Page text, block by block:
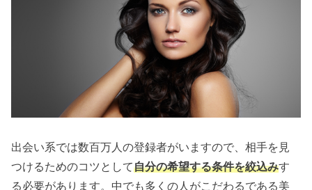
出会い系では数百万人の登録者がいますので、相手を見
つけるためのコツとして自分の希望する条件を絞込みす
る必要があります。中でも多くの人がこだわるである美